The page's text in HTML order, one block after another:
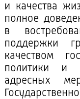
и качества
полное
в
поддержки
качеством
политики и
адресных